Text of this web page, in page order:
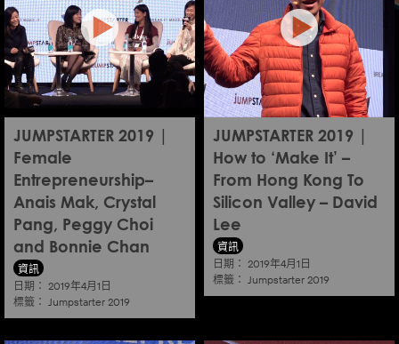
JUMPSTARTER 2019 |
Female
Entrepreneurship–
Anais Mak, Crystal
Pang, Peggy Choi
and Bonnie Chan
資訊
日期： 2019年4月1日
標籤： Jumpstarter 2019
JUMPSTARTER 2019 |
How to ‘Make It’ –
From Hong Kong To
Silicon Valley – David
Lee
資訊
日期： 2019年4月1日
標籤： Jumpstarter 2019